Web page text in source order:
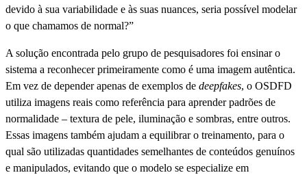
devido à sua variabilidade e às suas nuances, seria possível modelar
o que chamamos de normal?”
A solução encontrada pelo grupo de pesquisadores foi ensinar o
sistema a reconhecer primeiramente como é uma imagem autêntica.
Em vez de depender apenas de exemplos de deepfakes, o OSDFD
utiliza imagens reais como referência para aprender padrões de
normalidade – textura de pele, iluminação e sombras, entre outros.
Essas imagens também ajudam a equilibrar o treinamento, para o
qual são utilizadas quantidades semelhantes de conteúdos genuínos
e manipulados, evitando que o modelo se especialize em